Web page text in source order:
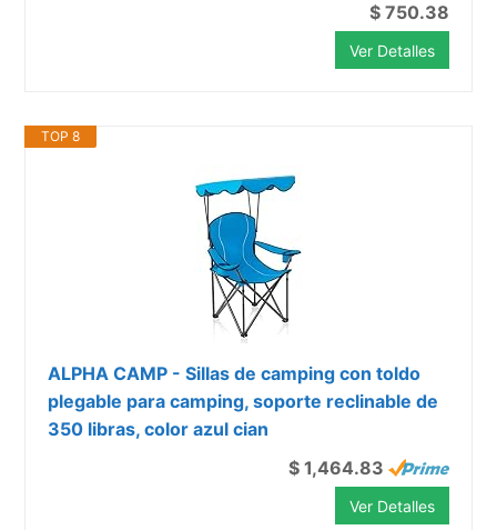
$ 750.38
Ver Detalles
TOP 8
ALPHA CAMP - Sillas de camping con toldo
plegable para camping, soporte reclinable de
350 libras, color azul cian
$ 1,464.83
Ver Detalles